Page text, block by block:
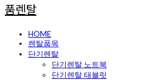
품렌탈
HOME
렌탈품목
단기렌탈
단기렌탈 노트북
단기렌탈 태블릿